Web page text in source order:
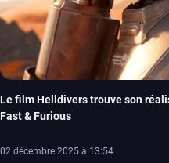
Le film Helldivers trouve son
Fast & Furious
02 décembre 2025 à 13:54